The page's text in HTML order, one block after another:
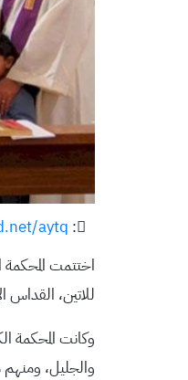
:
aytq
اختتمت المحكمة
للاتين، القداس
والجليل،